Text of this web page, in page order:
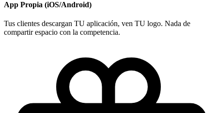
App Propia (iOS/Android)
Tus clientes descargan TU aplicación, ven TU logo. Nada de
compartir espacio con la competencia.